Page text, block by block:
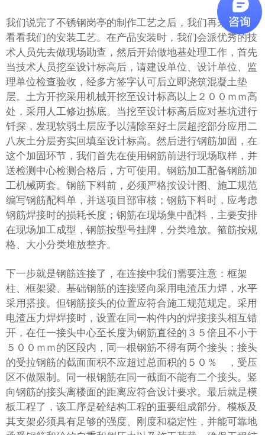
我们说完了不锈钢岗亭的制作工艺之后，我们再来让大家
看看我们的安装工艺。在产品安装时，我们会派优秀的技
术人员先去做现场勘查，然后开始做地基处理工作，首先
当技术人员挖至设计标高后，请建设单位、设计单位、监
理单位检查验收，经多方签字认可后立即浇筑混凝土垫
层。土方开挖采用机械开挖至设计标高以上２００ｍｍ高
处，采用人工修边拣底。当挖至设计标高后应对基坑进行
钎探，发现软弱土层应予以清除至好土层超挖部分应用二
八灰土分层夯实回填至设计标高。然后进行钢筋加固，在
这个加固环节，我们首先在使用钢筋前进行现场取样，并
送检测中心检测合格后，方可使用。钢筋加工配备钢筋加
工机械两套。钢筋下料前，必须严格按设计图、施工规范
编写钢筋配料单，并送项目部审核；钢筋下料时，应考虑
钢筋焊接时的损耗长度；钢筋在现场集中配料，主要安排
在现场加工成型，钢筋按型号挂牌，分类堆放。箍筋按规
格、大小分类堆放整齐。
下一步就是钢筋连接了，在连接中我们需要注意：框架
柱、框架梁、基础钢筋的连接竖向采用电渣压力焊，水平
采用搭接。但钢筋接头的位置应符合施工规范规定。采用
电渣压力焊焊接时，设置在同一构件内的焊接接头相互错
开，在任一接头中心至长度为钢筋直径的３５倍且不小于
５００ｍｍ的区段内，同一根钢筋不得有两个接头；接头
的受拉钢筋的截面面积不应超过总面积的５０％ ，受压
区不做限制。同一根钢筋在同一截面不能有二个接头。竖
向钢筋的接头离楼面的距离应符合设计要求。最后就是模
板工程了，该工序是砼结构工程的重要组成部分。模板及
其支架必须具有足够的强度、刚度和稳定性，并能可靠地